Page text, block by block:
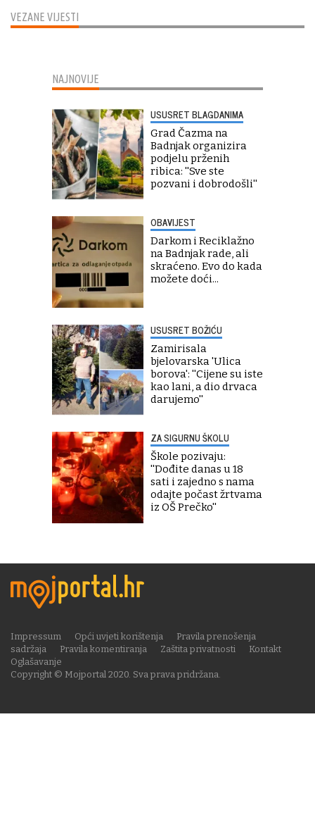
VEZANE VIJESTI
NAJNOVIJE
USUSRET BLAGDANIMA
Grad Čazma na
Badnjak organizira
podjelu prženih
ribica: ''Sve ste
pozvani i dobrodošli''
OBAVIJEST
Darkom i Reciklažno
na Badnjak rade, ali
skraćeno. Evo do kada
možete doći...
USUSRET BOŽIĆU
Zamirisala
bjelovarska 'Ulica
borova': ''Cijene su iste
kao lani, a dio drvaca
darujemo''
ZA SIGURNU ŠKOLU
Škole pozivaju:
''Dođite danas u 18
sati i zajedno s nama
odajte počast žrtvama
iz OŠ Prečko''
Copyright © Mojportal 2020. Sva prava pridržana.
Impressum Opći uvjeti korištenja
Pravila prenošenja
sadržaja
Pravila komentiranja Zaštita privatnosti
Kontakt
Oglašavanje